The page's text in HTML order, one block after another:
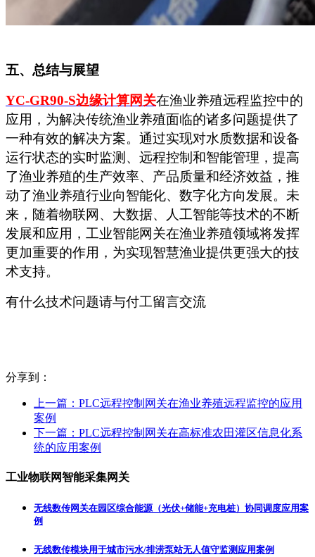
五、总结与展望
YC-GR90-S边缘计算网关在渔业养殖远程监控中的
应用，为解决传统渔业养殖面临的诸多问题提供了
一种有效的解决方案。通过实现对水质数据和设备
运行状态的实时监测、远程控制和智能管理，提高
了渔业养殖的生产效率、产品质量和经济效益，推
动了渔业养殖行业向智能化、数字化方向发展。未
来，随着物联网、大数据、人工智能等技术的不断
发展和应用，工业智能网关在渔业养殖领域将发挥
更加重要的作用，为实现智慧渔业提供更强大的技
术支持。
有什么技术问题请与付工留言交流
分享到：
上一篇： PLC远程控制网关在渔业养殖远程监控的应用
案例​
下一篇： PLC远程控制网关在高标准农田灌区信息化系
统的应用案例
工业物联网智能采集网关
无线数传网关在园区综合能源（光伏+储能+充电桩）协同调度应用案
例
无线数传模块用于城市污水/排涝泵站无人值守监测应用案例